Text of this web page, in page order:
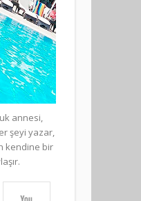
annesi,
şeyi yazar,
kendine bir